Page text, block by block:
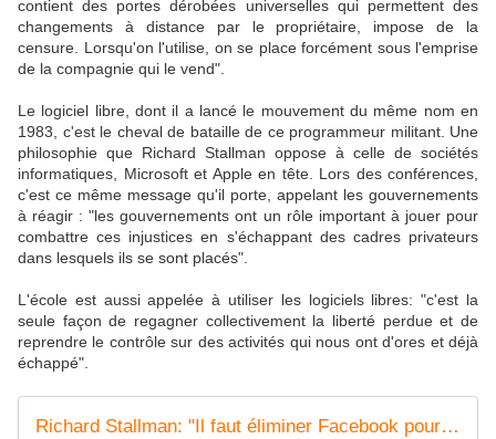
contient des portes dérobées universelles qui permettent des
changements à distance par le propriétaire, impose de la
censure. Lorsqu'on l'utilise, on se place forcément sous l'emprise
de la compagnie qui le vend".
Le logiciel libre, dont il a lancé le mouvement du même nom en
1983, c'est le cheval de bataille de ce programmeur militant. Une
philosophie que Richard Stallman oppose à celle de sociétés
informatiques, Microsoft et Apple en tête. Lors des conférences,
c'est ce même message qu'il porte, appelant les gouvernements
à réagir : "les gouvernements ont un rôle important à jouer pour
combattre ces injustices en s'échappant des cadres privateurs
dans lesquels ils se sont placés".
L'école est aussi appelée à utiliser les logiciels libres: "c'est la
seule façon de regagner collectivement la liberté perdue et de
reprendre le contrôle sur des activités qui nous ont d'ores et déjà
échappé".
Richard Stallman: "Il faut éliminer Facebook pour protéger la vie privée !"